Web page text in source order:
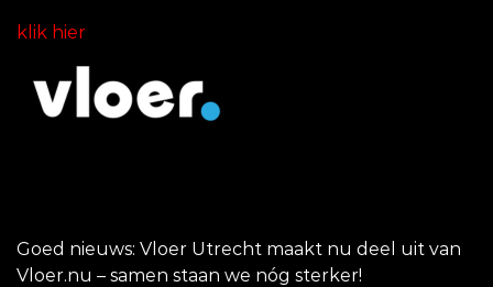
klik hier
Goed nieuws: Vloer Utrecht maakt nu deel uit van
Vloer.nu – samen staan we nóg sterker!